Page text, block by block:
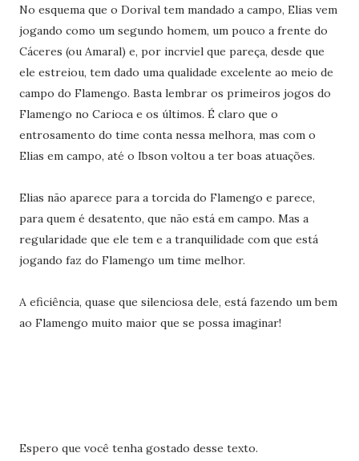
No esquema que o Dorival tem mandado a campo, Elias vem
jogando como um segundo homem, um pouco a frente do
Cáceres (ou Amaral) e, por incrviel que pareça, desde que
ele estreiou, tem dado uma qualidade excelente ao meio de
campo do Flamengo. Basta lembrar os primeiros jogos do
Flamengo no Carioca e os últimos. É claro que o
entrosamento do time conta nessa melhora, mas com o
Elias em campo, até o Ibson voltou a ter boas atuações.
Elias não aparece para a torcida do Flamengo e parece,
para quem é desatento, que não está em campo. Mas a
regularidade que ele tem e a tranquilidade com que está
jogando faz do Flamengo um time melhor.
A eficiência, quase que silenciosa dele, está fazendo um bem
ao Flamengo muito maior que se possa imaginar!
Espero que você tenha gostado desse texto.